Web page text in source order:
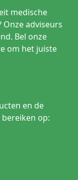
medische
adviseurs
Bel onze
om het juiste
en de
op: